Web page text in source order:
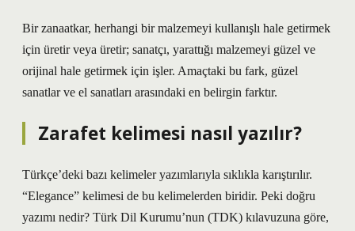
Bir zanaatkar, herhangi bir malzemeyi kullanışlı hale getirmek
için üretir veya üretir; sanatçı, yarattığı malzemeyi güzel ve
orijinal hale getirmek için işler. Amaçtaki bu fark, güzel
sanatlar ve el sanatları arasındaki en belirgin farktır.
Zarafet kelimesi nasıl yazılır?
Türkçe’deki bazı kelimeler yazımlarıyla sıklıkla karıştırılır.
“Elegance” kelimesi de bu kelimelerden biridir. Peki doğru
yazımı nedir? Türk Dil Kurumu’nun (TDK) kılavuzuna göre,